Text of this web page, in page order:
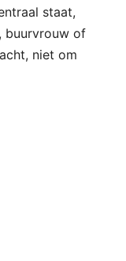
staat,
buurvrouw of
niet om